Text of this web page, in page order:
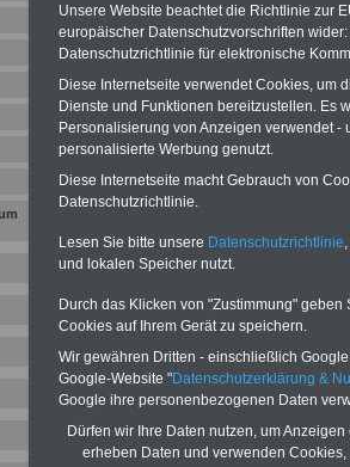
Vorteile für den
öffentlichen Dienst
Berufsunfähigkeitsabsicherung
-Krankenzusatzversicherung-
Online-Vergleich Gesetzliche
Krankenkassen-
Zahnzusatzversicherung
Ihr
den Fall der
Leben
Unsere Website beachtet die Richtlinie zur
europäischer Datenschutzvorschriften
Datenschutzrichtlinie für elektronische
Diese Internetseite verwendet Cookies, um
Dienste und Funktionen bereitzustellen. Es
Personalisierung von Anzeigen verwendet
personalisierte Werbung genutzt.
Diese Internetseite macht Gebrauch von
Datenschutzrichtlinie.
Lesen Sie bitte unsere Datenschutzrichtlinie
und lokalen Speicher nutzt.
Durch das Klicken von "Zustimmung"
Cookies auf Ihrem Gerät zu speichern.
Wir gewähren Dritten - einschließlich
Google-Website "Datenschutzerklärung &
Google ihre personenbezogenen Daten
Dürfen wir Ihre Daten nutzen, um
erheben Daten und verwenden